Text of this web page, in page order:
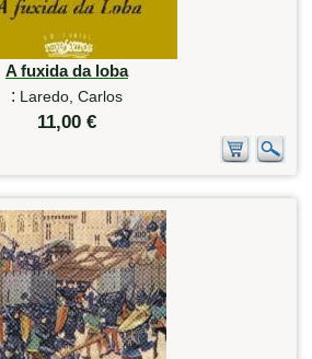
A fuxida da loba
: Laredo, Carlos
11,00 €